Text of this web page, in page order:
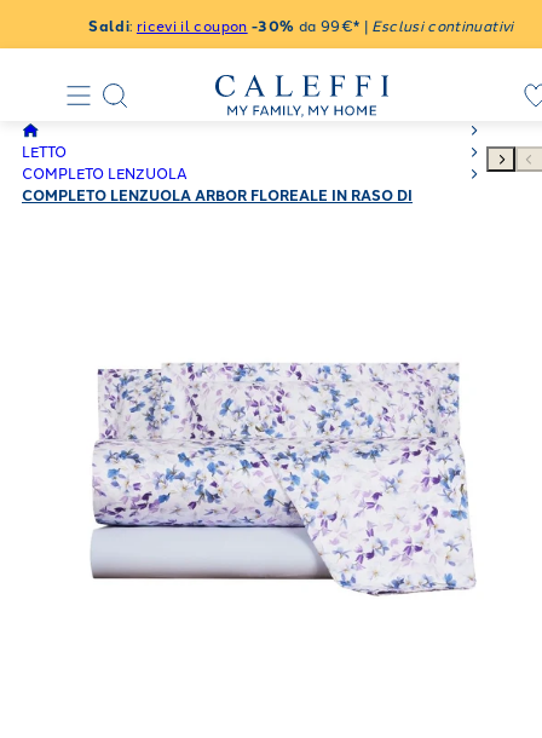
Saldi: ricevi il coupon -30% da 99€* | Esclusi continuativi
LETTO
COMPLETO LENZUOLA
COMPLETO LENZUOLA ARBOR FLOREALE IN RASO DI